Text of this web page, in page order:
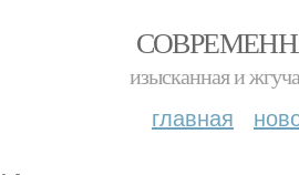
изысканная и
главная